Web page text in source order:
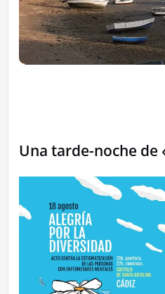
Una tarde-noche de